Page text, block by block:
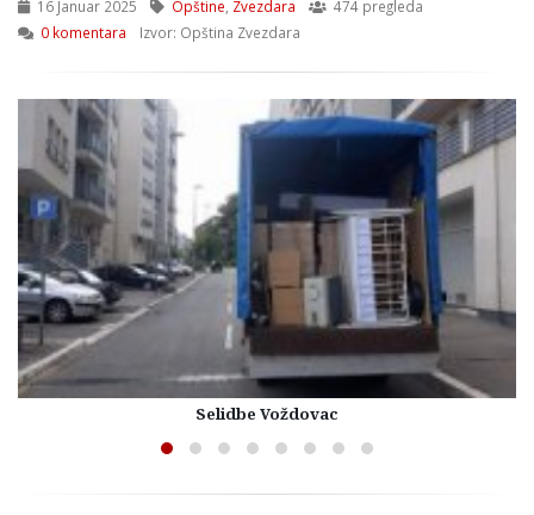
16 Januar 2025 Opštine Zvezdara
474 pregleda
0 komentara
Izvor: Opština Zvezdara
Selidbe Voždovac